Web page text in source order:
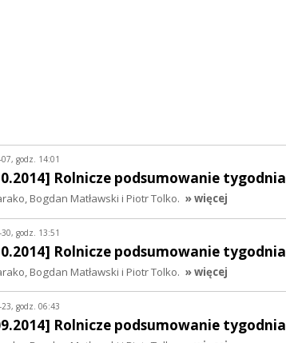
godz. 14:01
Rolnicze podsumowanie tygodnia
Bogdan Matławski i Piotr Tolko. » więcej
godz. 13:51
Rolnicze podsumowanie tygodnia
Bogdan Matławski i Piotr Tolko. » więcej
godz. 06:43
Rolnicze podsumowanie tygodnia